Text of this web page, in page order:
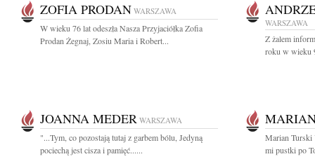
ZOFIA PRODAN WARSZAWA
W wieku 76 lat odeszła Nasza Przyjaciółka Zofia
Prodan Żegnaj, Zosiu Maria i Robert...
WARSZAWA
Z żalem
roku w wieku
JOANNA MEDER WARSZAWA
"...Tym, co pozostają tutaj z garbem bólu, Jedyną
pociechą jest cisza i pamięć......
Marian Turski
mi pustki po